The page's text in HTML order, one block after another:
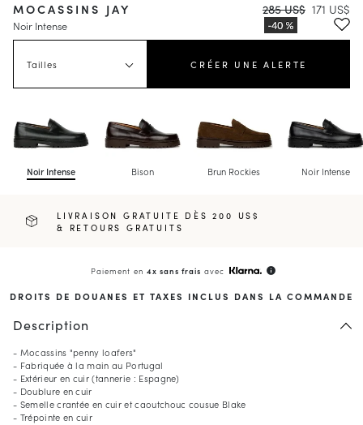
MOCASSINS JAY
Noir Intense
285 US$ 171 US$
Tailles CRÉER UNE ALERTE
Noir Intense Bison Brun Rockies Noir Intense
LIVRAISON GRATUITE DÈS 200 US$
& RETOURS GRATUITS
Paiement en 4x sans frais avec info
DROITS DE DOUANES ET TAXES INCLUS DANS LA COMMANDE
Description
- Mocassins "penny loafers"
- Fabriquée à la main au Portugal
- Extérieur en cuir (tannerie : Espagne)
- Doublure en cuir
- Semelle crantée en cuir et caoutchouc cousue Blake
- Trépointe en cuir